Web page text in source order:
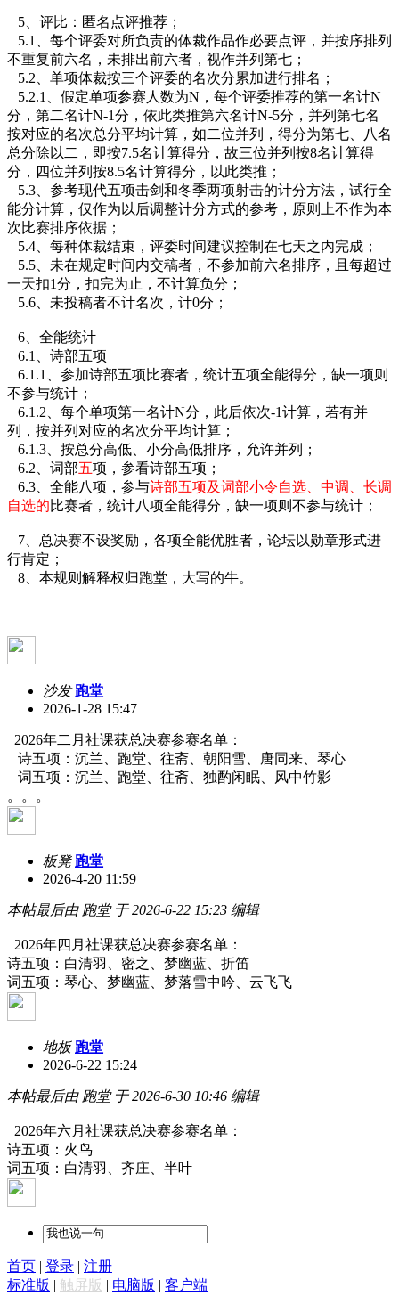
5、评比：匿名点评推荐；
5.1、每个评委对所负责的体裁作品作必要点评，并按序排列
不重复前六名，未排出前六者，视作并列第七；
5.2、单项体裁按三个评委的名次分累加进行排名；
5.2.1、假定单项参赛人数为N，每个评委推荐的第一名计N
分，第二名计N-1分，依此类推第六名计N-5分，并列第七名
按对应的名次总分平均计算，如二位并列，得分为第七、八名
总分除以二，即按7.5名计算得分，故三位并列按8名计算得
分，四位并列按8.5名计算得分，以此类推；
5.3、参考现代五项击剑和冬季两项射击的计分方法，试行全
能分计算，仅作为以后调整计分方式的参考，原则上不作为本
次比赛排序依据；
5.4、每种体裁结束，评委时间建议控制在七天之内完成；
5.5、未在规定时间内交稿者，不参加前六名排序，且每超过
一天扣1分，扣完为止，不计算负分；
5.6、未投稿者不计名次，计0分；
6、全能统计
6.1、诗部五项
6.1.1、参加诗部五项比赛者，统计五项全能得分，缺一项则
不参与统计；
6.1.2、每个单项第一名计N分，此后依次-1计算，若有并
列，按并列对应的名次分平均计算；
6.1.3、按总分高低、小分高低排序，允许并列；
6.2、词部五项，参看诗部五项；
6.3、全能八项，参与诗部五项及词部小令自选、中调、长调
自选的比赛者，统计八项全能得分，缺一项则不参与统计；
7、总决赛不设奖励，各项全能优胜者，论坛以勋章形式进
行肯定；
8、本规则解释权归跑堂，大写的牛。
沙发 跑堂
2026-1-28 15:47
2026年二月社课获总决赛参赛名单：
诗五项：沉兰、跑堂、往斋、朝阳雪、唐同来、琴心
词五项：沉兰、跑堂、往斋、独酌闲眠、风中竹影
。。。
板凳 跑堂
2026-4-20 11:59
本帖最后由 跑堂 于 2026-6-22 15:23 编辑
2026年四月社课获总决赛参赛名单：
诗五项：白清羽、密之、梦幽蓝、折笛
词五项：琴心、梦幽蓝、梦落雪中吟、云飞飞
地板 跑堂
2026-6-22 15:24
本帖最后由 跑堂 于 2026-6-30 10:46 编辑
2026年六月社课获总决赛参赛名单：
诗五项：火鸟
词五项：白清羽、齐庄、半叶
首页 | 登录 | 注册
标准版 | 触屏版 | 电脑版 | 客户端